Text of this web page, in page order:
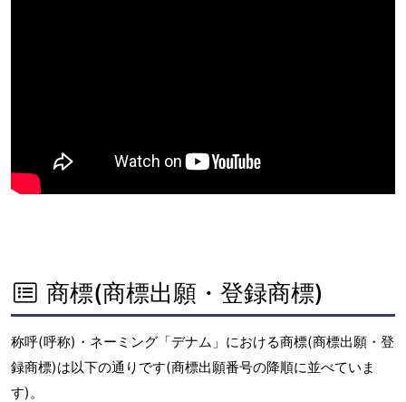
商標(商標出願・登録商標)
称呼(呼称)・ネーミング「デナム」における商標(商標出願・登
録商標)は以下の通りです(商標出願番号の降順に並べていま
す)。